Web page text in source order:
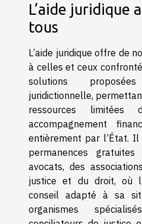
L’aide juridique
tous
L’aide juridique offre de
à celles et ceux
solutions
juridictionnelle,
ressources limitées
accompagnement
entièrement par l’État.
permanences
avocats, des
justice et du droit, où
conseil adapté à sa
organismes